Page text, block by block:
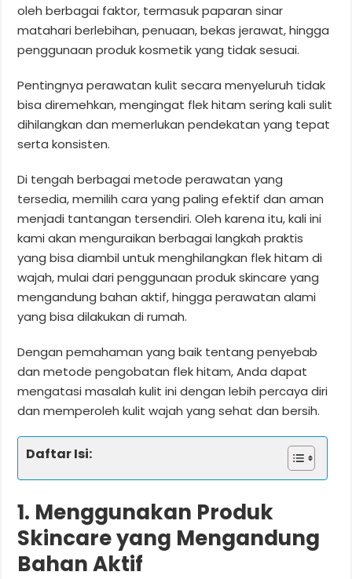
oleh berbagai faktor, termasuk paparan sinar
matahari berlebihan, penuaan, bekas jerawat, hingga
penggunaan produk kosmetik yang tidak sesuai.
Pentingnya perawatan kulit secara menyeluruh tidak
bisa diremehkan, mengingat flek hitam sering kali sulit
dihilangkan dan memerlukan pendekatan yang tepat
serta konsisten.
Di tengah berbagai metode perawatan yang
tersedia, memilih cara yang paling efektif dan aman
menjadi tantangan tersendiri. Oleh karena itu, kali ini
kami akan menguraikan berbagai langkah praktis
yang bisa diambil untuk menghilangkan flek hitam di
wajah, mulai dari penggunaan produk skincare yang
mengandung bahan aktif, hingga perawatan alami
yang bisa dilakukan di rumah.
Dengan pemahaman yang baik tentang penyebab
dan metode pengobatan flek hitam, Anda dapat
mengatasi masalah kulit ini dengan lebih percaya diri
dan memperoleh kulit wajah yang sehat dan bersih.
Daftar Isi:
1. Menggunakan Produk
Skincare yang Mengandung
Bahan Aktif